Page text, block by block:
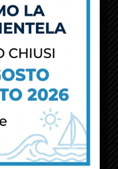
Lavora con noi
Partnership